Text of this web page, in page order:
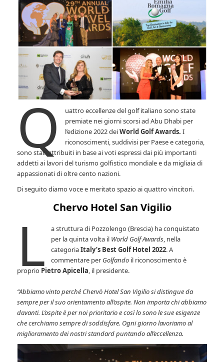
Q
uattro eccellenze del golf italiano sono state
premiate nei giorni scorsi ad Abu Dhabi per
l’edizione 2022 deiWorld Golf Awards. I
riconoscimenti, suddivisi per Paese e categoria,
sono stati attribuiti in base ai voti espressi dai più importanti
addetti ai lavori del turismo golfistico mondiale e da migliaia di
appassionati di oltre cento nazioni.
Di seguito diamo voce e meritato spazio ai quattro vincitori.
Chervo Hotel San Vigilio
L
a struttura di Pozzolengo (Brescia) ha conquistato
per la quinta volta il World Golf Awards, nella
categoriaItaly’s Best Golf Hotel 2022. A
commentare per Golfandoil riconoscimento è
proprio Pietro Apicella, il presidente.
“Abbiamo vinto perché Chervò Hotel San Vigilio si distingue da
sempre per il suo orientamento all’ospite. Non importa chi abbiamo
davanti. L’ospite è per noi prioritario e così lo sono le sue esigenze
che cerchiamo sempre di soddisfare. Ogni giorno lavoriamo al
miglioramento dei nostri standard puntando all’eccellenza.